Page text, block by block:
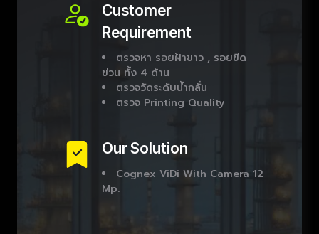
Customer
Requirement
ตรวจหา รอยฝ้าขาว , รอยขีด
ข่วน ทั้ง 4 ด้าน
ตรวจวัดระดับน้ำกลั่น
ตรวจ Printing Quality
Our Solution
Cognex ViDi With Camera 12
Mp.